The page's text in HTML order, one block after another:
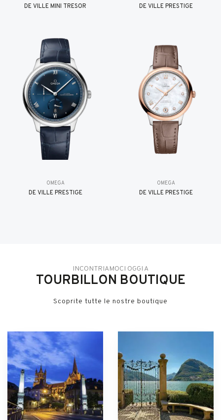
DE VILLE MINI TRÉSOR DE VILLE PRESTIGE
OMEGA
DE VILLE PRESTIGE
OMEGA
DE VILLE PRESTIGE
INCONTRIAMOCI OGGI A
TOURBILLON BOUTIQUE
Scoprite tutte le nostre boutique